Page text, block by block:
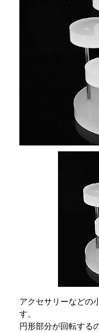
アクセサリーなどの
す。
円形部分が回転する